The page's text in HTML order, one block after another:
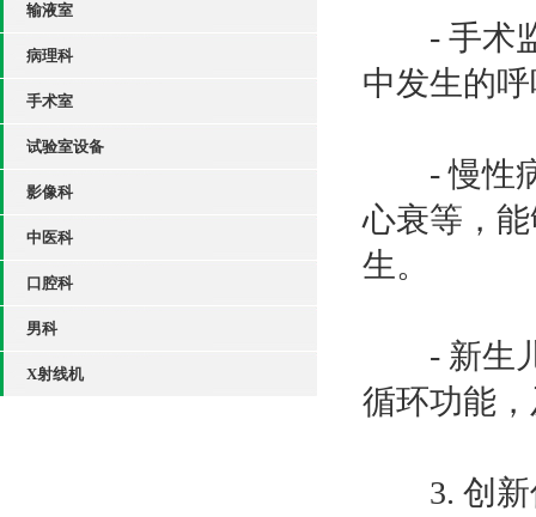
输液室
病理科
手术室
试验室设备
影像科
中医科
口腔科
男科
X射线机
- 手术监
中发生的
- 慢性病
心衰等，
生。
- 新生儿
循环功能
3. 创新